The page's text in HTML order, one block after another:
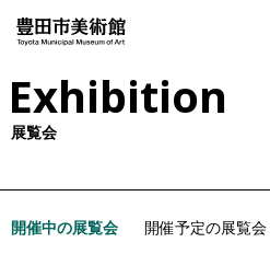
本
文
に
ス
キ
プ
Exhibition
展覧会
開催中の展覧会 開催予定の展覧会